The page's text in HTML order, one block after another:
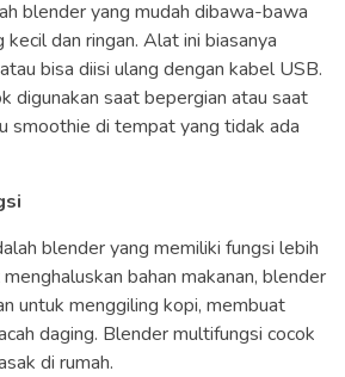
blender yang mudah dibawa-bawa
kecil dan ringan. Alat ini biasanya
bisa diisi ulang dengan kabel USB.
digunakan saat bepergian atau saat
smoothie di tempat yang tidak ada
blender yang memiliki fungsi lebih
bahan makanan, blender
untuk menggiling kopi, membuat
daging. Blender multifungsi cocok
di rumah.